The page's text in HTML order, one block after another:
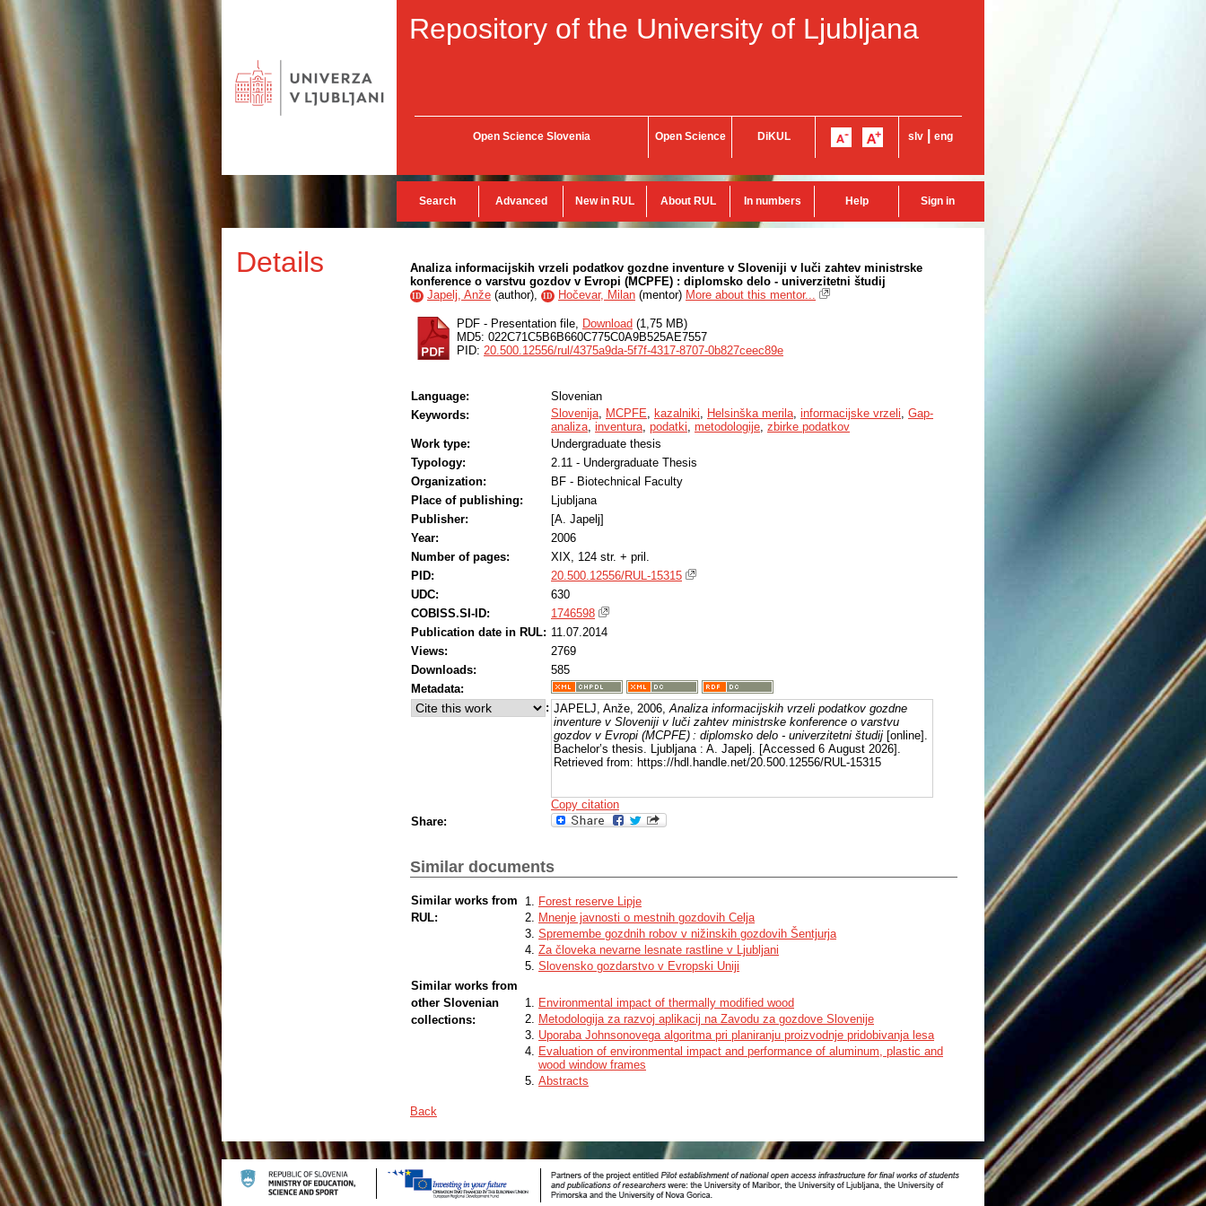
Repository of the University of Ljubljana
Open Science Slovenia Open Science DiKUL slv eng
Search Advanced New in RUL About RUL In numbers Help Sign in
Details
Analiza informacijskih vrzeli podatkov gozdne inventure v Sloveniji v luči zahtev ministrske
konference o varstvu gozdov v Evropi (MCPFE) : diplomsko delo - univerzitetni študij
ID Japelj, Anže (author), ID Hočevar, Milan (mentor) More about this mentor...
PDF - Presentation file, Download (1,75 MB)
MD5: 022C71C5B6B660C775C0A9B525AE7557
PID: 20.500.12556/rul/4375a9da-5f7f-4317-8707-0b827ceec89e
Language:
Slovenian
Keywords:
Slovenija, MCPFE, kazalniki, Helsinška merila, informacijske vrzeli, Gap-
analiza, inventura, podatki, metodologije, zbirke podatkov
Work type:
Undergraduate thesis
Typology:
2.11 - Undergraduate Thesis
Organization:
BF - Biotechnical Faculty
Place of publishing:
Ljubljana
Publisher:
[A. Japelj]
Year:
2006
Number of pages:
XIX, 124 str. + pril.
PID:
20.500.12556/RUL-15315
UDC:
630
COBISS.SI-ID:
1746598
Publication date in RUL: 11.07.2014
Views:
2769
Downloads:
585
Metadata:
: JAPELJ, Anže, 2006,Analiza informacijskih vrzeli podatkov gozdne
inventure v Sloveniji v luči zahtev ministrske konference o varstvu
gozdov v Evropi (MCPFE) : diplomsko delo - univerzitetni študij [online].
Bachelor’s thesis. Ljubljana : A. Japelj. [Accessed 6 August 2026].
Retrieved from: https://hdl.handle.net/20.500.12556/RUL-15315
Copy citation
Share:
Similar documents
Similar works from
RUL:
Forest reserve Lipje
Mnenje javnosti o mestnih gozdovih Celja
Spremembe gozdnih robov v nižinskih gozdovih Šentjurja
Za človeka nevarne lesnate rastline v Ljubljani
Slovensko gozdarstvo v Evropski Uniji
Similar works from
other Slovenian
collections:
Environmental impact of thermally modified wood
Metodologija za razvoj aplikacij na Zavodu za gozdove Slovenije
Uporaba Johnsonovega algoritma pri planiranju proizvodnje pridobivanja lesa
Evaluation of environmental impact and performance of aluminum, plastic and
wood window frames
Abstracts
Back